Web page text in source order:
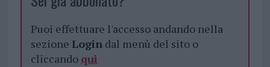
Puoi effettuare l'accesso andando nella
sezione Logindal menù del sito o
cliccando qui